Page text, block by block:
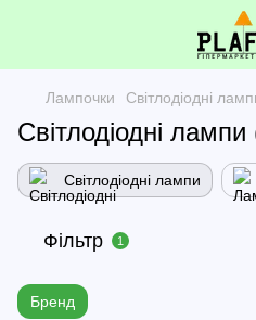
Лампочки Світлодіодні
Світлодіодні
Світлодіодні лампи
Фільтр 1
Бренд